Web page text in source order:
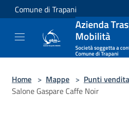
Salta al contenuto principale
Comune di Trapani
Azienda
Mobilità
Società soggetta a
Comune di Trapani
Home > Mappe > Punti vendita
Salone Gaspare Caffe Noir